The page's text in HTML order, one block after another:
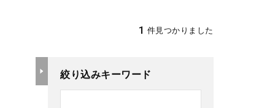
1 件見つかりました
絞り込みキーワード